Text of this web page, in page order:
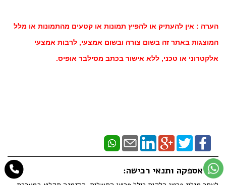
הערה : אין להעתיק או להפיץ תמונות או קטעים מהתמונות או מלל
המוצגות באתר זה בשום צורה ובשום אמצעי, לרבות אמצעי
אלקטרוני או טכני, ללא אישור בכתב מסילבר אופיס.
זמן אספקה ותנאי רכישה: